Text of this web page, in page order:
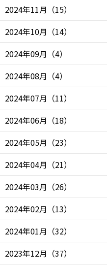
2024年11月 （15）
2024年10月 （14）
2024年09月 （4）
2024年08月 （4）
2024年07月 （11）
2024年06月 （18）
2024年05月 （23）
2024年04月 （21）
2024年03月 （26）
2024年02月 （13）
2024年01月 （32）
2023年12月 （37）